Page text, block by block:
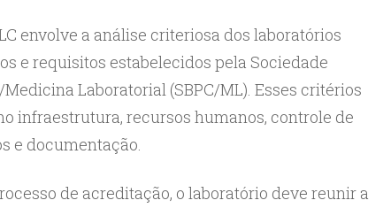
envolve a análise criteriosa dos laboratórios
e requisitos estabelecidos pela Sociedade
Laboratorial (SBPC/ML). Esses critérios
infraestrutura, recursos humanos, controle de
e documentação.
de acreditação, o laboratório deve reunir a